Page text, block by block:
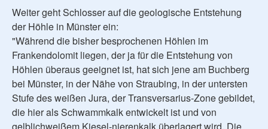
Weiter geht Schlosser auf die geologische Entstehung
der Höhle in Münster ein:
"Während die bisher besprochenen Höhlen im
Frankendolomit liegen, der ja für die Entstehung von
Höhlen überaus geeignet ist, hat sich jene am Buchberg
bei Münster, in der Nähe von Straubing, in der untersten
Stufe des weißen Jura, der Transversarius-Zone gebildet,
die hier als Schwammkalk entwickelt ist und von
gelblichweißem Kiesel-nierenkalk überlagert wird. Die